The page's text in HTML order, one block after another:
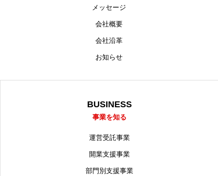
メッセージ
会社概要
会社沿革
お知らせ
BUSINESS
事業を知る
運営受託事業
開業支援事業
部門別支援事業